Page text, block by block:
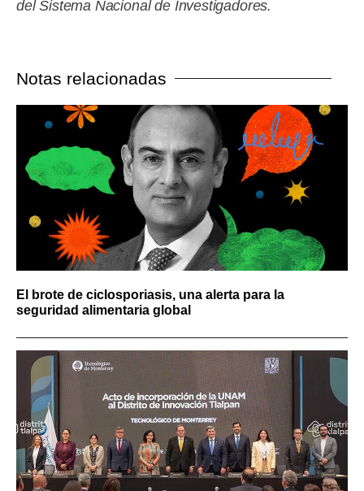
del Sistema Nacional de Investigadores.
Notas relacionadas
El brote de ciclosporiasis, una alerta para la
seguridad alimentaria global